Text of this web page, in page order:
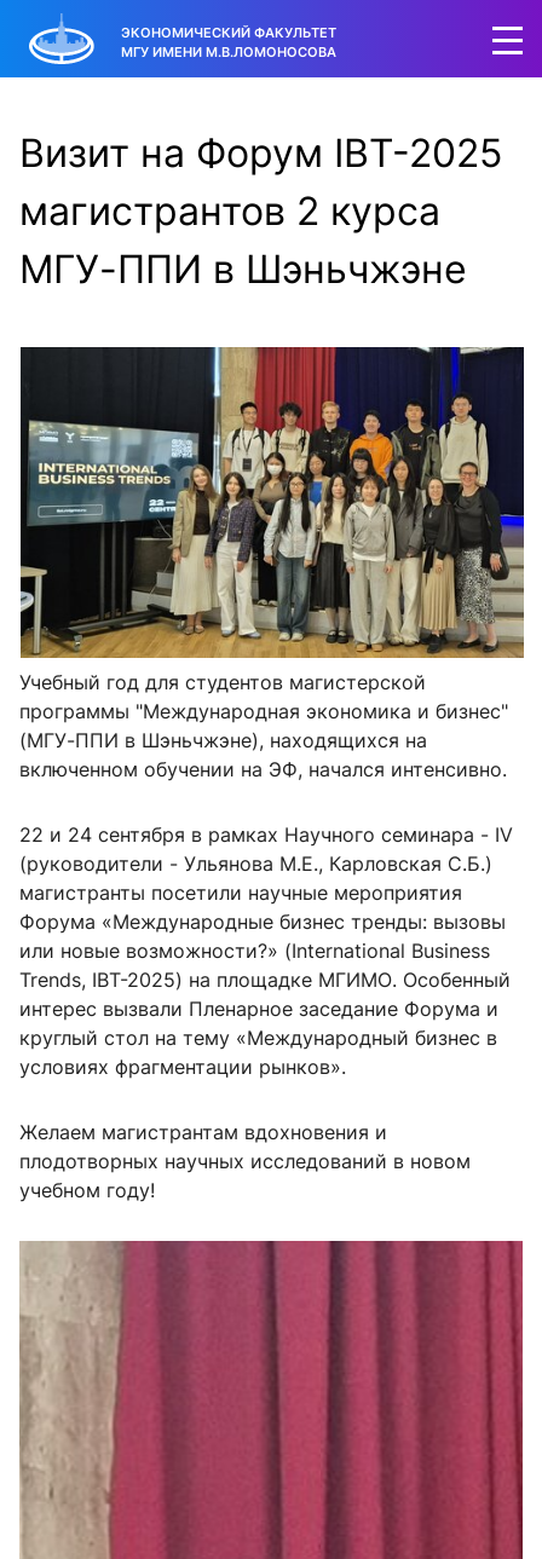
ЭКОНОМИЧЕСКИЙ ФАКУЛЬТЕТ
МГУ ИМЕНИ М.В.ЛОМОНОСОВА
Визит на Форум IBT-2025
магистрантов 2 курса
МГУ-ППИ в Шэньчжэне
Учебный год для студентов магистерской
программы "Международная экономика и бизнес"
(МГУ-ППИ в Шэньчжэне), находящихся на
включенном обучении на ЭФ, начался интенсивно.
22 и 24 сентября в рамках Научного семинара - IV
(руководители - Ульянова М.Е., Карловская С.Б.)
магистранты посетили научные мероприятия
Форума «Международные бизнес тренды: вызовы
или новые возможности?» (International Business
Trends, IBT-2025) на площадке МГИМО. Особенный
интерес вызвали Пленарное заседание Форума и
круглый стол на тему «Международный бизнес в
условиях фрагментации рынков».
Желаем магистрантам вдохновения и
плодотворных научных исследований в новом
учебном году!